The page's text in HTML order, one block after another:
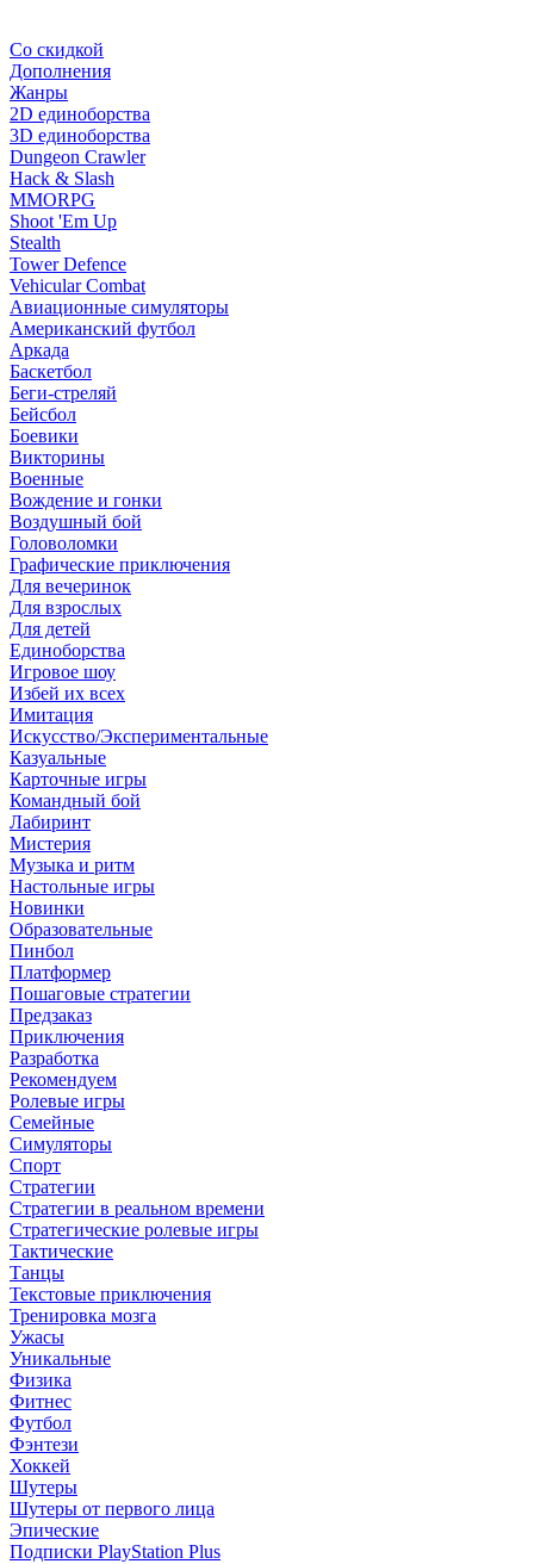
Со скидкой
Дополнения
Жанры
2D единоборства
3D единоборства
Dungeon Crawler
Hack & Slash
MMORPG
Shoot 'Em Up
Stealth
Tower Defence
Vehicular Combat
Авиационные симуляторы
Американский футбол
Аркада
Баскетбол
Беги-стреляй
Бейсбол
Боевики
Викторины
Военные
Вождение и гонки
Воздушный бой
Головоломки
Графические приключения
Для вечеринок
Для взрослых
Для детей
Единоборства
Игровое шоу
Избей их всех
Имитация
Искусство/Экспериментальные
Казуальные
Карточные игры
Командный бой
Лабиринт
Мистерия
Музыка и ритм
Настольные игры
Новинки
Образовательные
Пинбол
Платформер
Пошаговые стратегии
Предзаказ
Приключения
Разработка
Рекомендуем
Ролевые игры
Семейные
Симуляторы
Спорт
Стратегии
Стратегии в реальном времени
Стратегические ролевые игры
Тактические
Танцы
Текстовые приключения
Тренировка мозга
Ужасы
Уникальные
Физика
Фитнес
Футбол
Фэнтези
Хоккей
Шутеры
Шутеры от первого лица
Эпические
Подписки PlayStation Plus